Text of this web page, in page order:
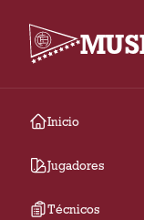
Inicio
Jugadores
Técnicos